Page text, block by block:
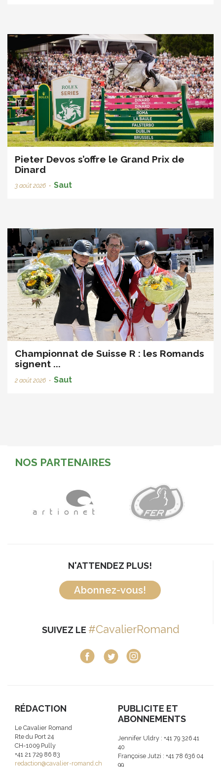
Pieter Devos s’offre le Grand Prix de
Dinard
3 août 2026 • Saut
Championnat de Suisse R : les Romands
signent ...
2 août 2026 • Saut
NOS PARTENAIRES
N'ATTENDEZ PLUS!
Abonnez-vous!
SUIVEZ LE #CavalierRomand
RÉDACTION
Le Cavalier Romand
Rte du Port 24
CH-1009 Pully
+41 21 729 86 83
redaction@cavalier-romand.ch
PUBLICITE ET
ABONNEMENTS
Jennifer Uldry : +41 79 326 41
40
Françoise Jutzi : +41 78 636 04
99